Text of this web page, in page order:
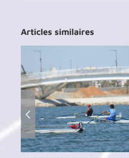
Articles similaires